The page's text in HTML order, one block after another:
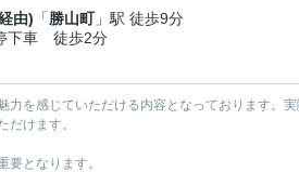
由) 「勝山町」駅 徒歩9分
下車 徒歩2分
を感じていただける内容となっております。
けます。
となります。